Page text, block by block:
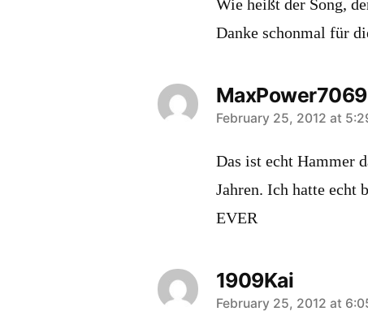
Wie heißt der Song,
Danke schonmal für
says:
February 25, 2012 at
Das ist echt Hammer
Jahren. Ich hatte echt
EVER
1909Kai
says:
February 25, 2012 at